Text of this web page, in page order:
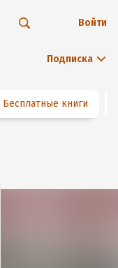
Подписка
Войти
Бесплатные книги